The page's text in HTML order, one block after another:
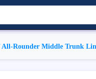
All-Rounder Middle Trunk